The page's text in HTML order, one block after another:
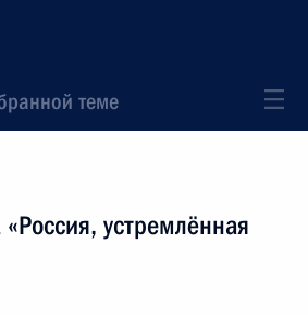
теме
устремлённая